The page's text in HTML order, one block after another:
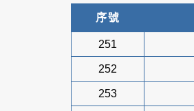
序號
251
252
253